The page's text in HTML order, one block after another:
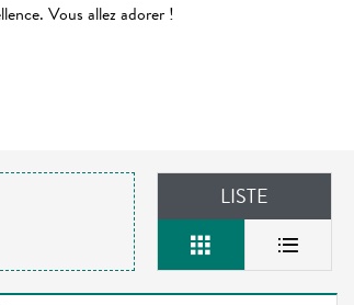
Vous allez adorer !
LISTE